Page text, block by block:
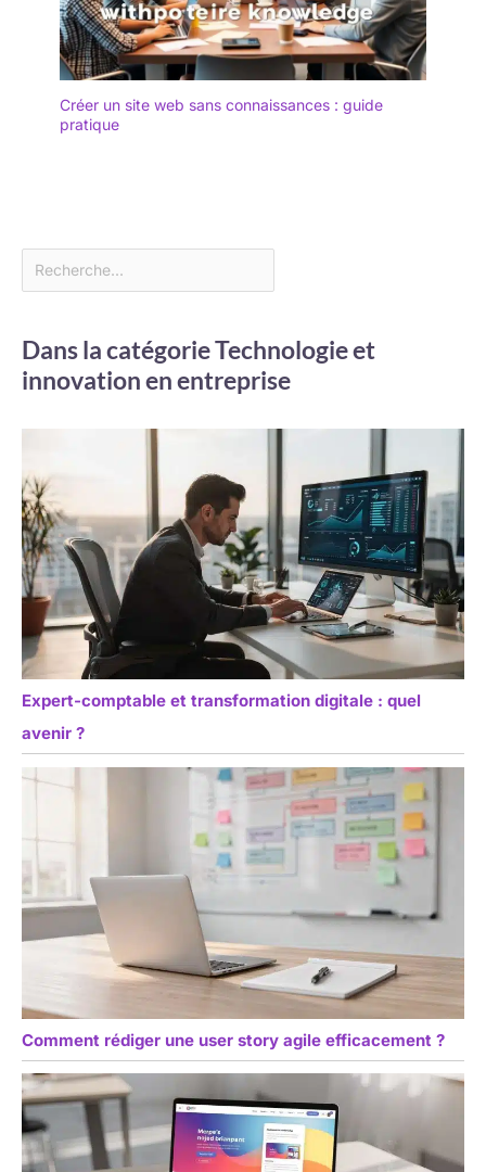
Créer un site web sans connaissances : guide
pratique
Dans la catégorie Technologie et
innovation en entreprise
Expert-comptable et transformation digitale : quel
avenir ?
Comment rédiger une user story agile efficacement ?